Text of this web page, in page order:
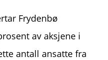
Frydenbø
av aksjene i
antall ansatte fra